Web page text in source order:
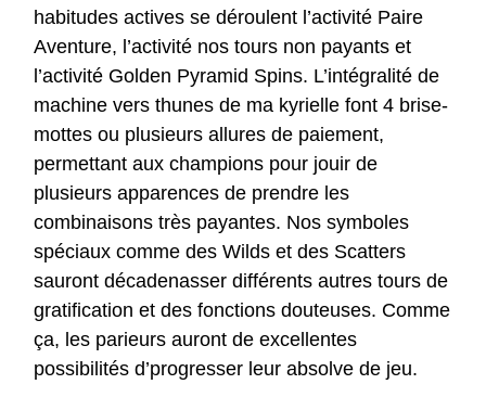
habitudes actives se déroulent l’activité Paire
Aventure, l’activité nos tours non payants et
l’activité Golden Pyramid Spins. L’intégralité de
machine vers thunes de ma kyrielle font 4 brise-
mottes ou plusieurs allures de paiement,
permettant aux champions pour jouir de
plusieurs apparences de prendre les
combinaisons très payantes. Nos symboles
spéciaux comme des Wilds et des Scatters
sauront décadenasser différents autres tours de
gratification et des fonctions douteuses. Comme
ça, les parieurs auront de excellentes
possibilités d’progresser leur absolve de jeu.